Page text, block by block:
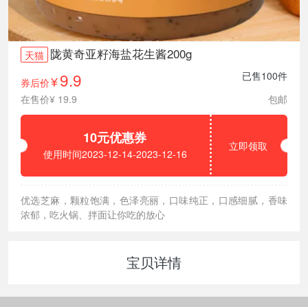
天猫 陇黄奇亚籽海盐花生酱200g
券后价¥ 9.9
已售100件
在售价¥ 19.9
包邮
10元优惠券
使用时间2023-12-14-2023-12-16
立即领取
优选芝麻，颗粒饱满，色泽亮丽，口味纯正，口感细腻，香味
浓郁，吃火锅、拌面让你吃的放心
宝贝详情